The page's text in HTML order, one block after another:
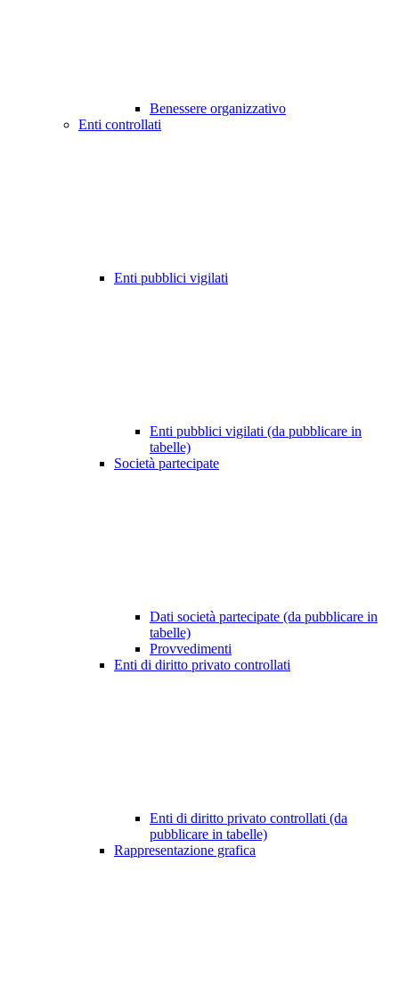
Benessere organizzativo
Enti controllati
Enti pubblici vigilati
Enti pubblici vigilati (da pubblicare in
tabelle)
Società partecipate
Dati società partecipate (da pubblicare in
tabelle)
Provvedimenti
Enti di diritto privato controllati
Enti di diritto privato controllati (da
pubblicare in tabelle)
Rappresentazione grafica